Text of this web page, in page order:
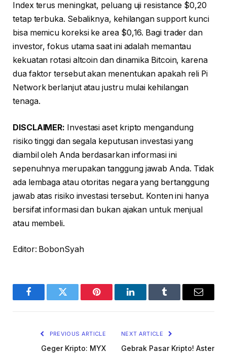
Index terus meningkat, peluang uji resistance $0,20
tetap terbuka. Sebaliknya, kehilangan support kunci
bisa memicu koreksi ke area $0,16. Bagi trader dan
investor, fokus utama saat ini adalah memantau
kekuatan rotasi altcoin dan dinamika Bitcoin, karena
dua faktor tersebut akan menentukan apakah reli Pi
Network berlanjut atau justru mulai kehilangan
tenaga.
DISCLAIMER: Investasi aset kripto mengandung
risiko tinggi dan segala keputusan investasi yang
diambil oleh Anda berdasarkan informasi ini
sepenuhnya merupakan tanggung jawab Anda. Tidak
ada lembaga atau otoritas negara yang bertanggung
jawab atas risiko investasi tersebut. Konten ini hanya
bersifat informasi dan bukan ajakan untuk menjual
atau membeli.
Editor: BobonSyah
FacebookTwitter Pinterest LinkedInTumblr Email
PREVIOUS ARTICLE
Geger Kripto: MYX
NEXT ARTICLE
Gebrak Pasar Kripto! Aster